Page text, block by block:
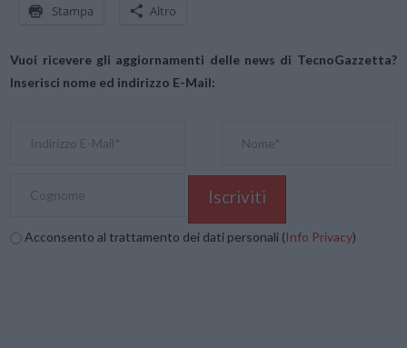
Stampa Altro
Vuoi ricevere gli aggiornamenti delle news di TecnoGazzetta?
Inserisci nome ed indirizzo E-Mail:
Acconsento al trattamento dei dati personali (Info Privacy)